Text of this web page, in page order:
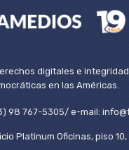
digitales e
en las Américas.
98 767-5305/ e-mail:
Platinum Oficinas, piso